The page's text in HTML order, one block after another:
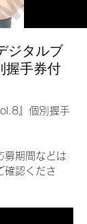
ジタルブ
握手券付
』個別握手
募期間などは
確認くださ